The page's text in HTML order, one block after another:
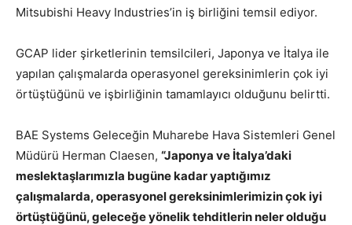
Mitsubishi Heavy Industries’in iş birliğini temsil ediyor.
GCAP lider şirketlerinin temsilcileri, Japonya ve İtalya ile
yapılan çalışmalarda operasyonel gereksinimlerin çok iyi
örtüştüğünü ve işbirliğinin tamamlayıcı olduğunu belirtti.
BAE Systems Geleceğin Muharebe Hava Sistemleri Genel
Müdürü Herman Claesen, “Japonya ve İtalya’daki
meslektaşlarımızla bugüne kadar yaptığımız
çalışmalarda, operasyonel gereksinimlerimizin çok iyi
örtüştüğünü, geleceğe yönelik tehditlerin neler olduğu